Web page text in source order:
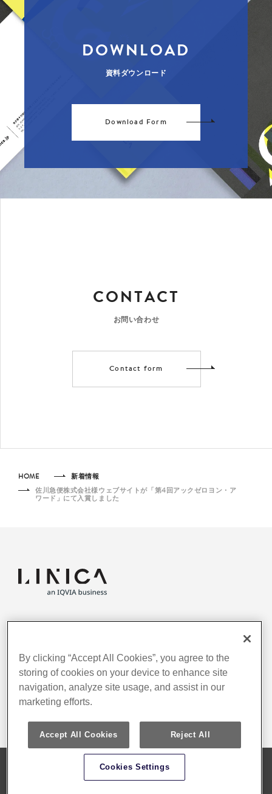
DOWNLOAD
資料ダウンロード
Download Form
CONTACT
お問い合わせ
Contact form
HOME 新着情報
佐川急便株式会社様ウェブサイトが「第4回アックゼロヨン・ア
ワード」にて入賞しました
102-0073 東京都千代田区九段北4-3-26 N-cross KUDAN 4F
03-3288-1681
4F, 4-3-26 N-cross KUDAN, Kudankita, Chiyoda-ku, Tokyo,
By clicking “Accept All Cookies”, you agree to the
storing of cookies on your device to enhance site
navigation, analyze site usage, and assist in our
marketing efforts.
Accept All Cookies Reject All
Cookies Settings